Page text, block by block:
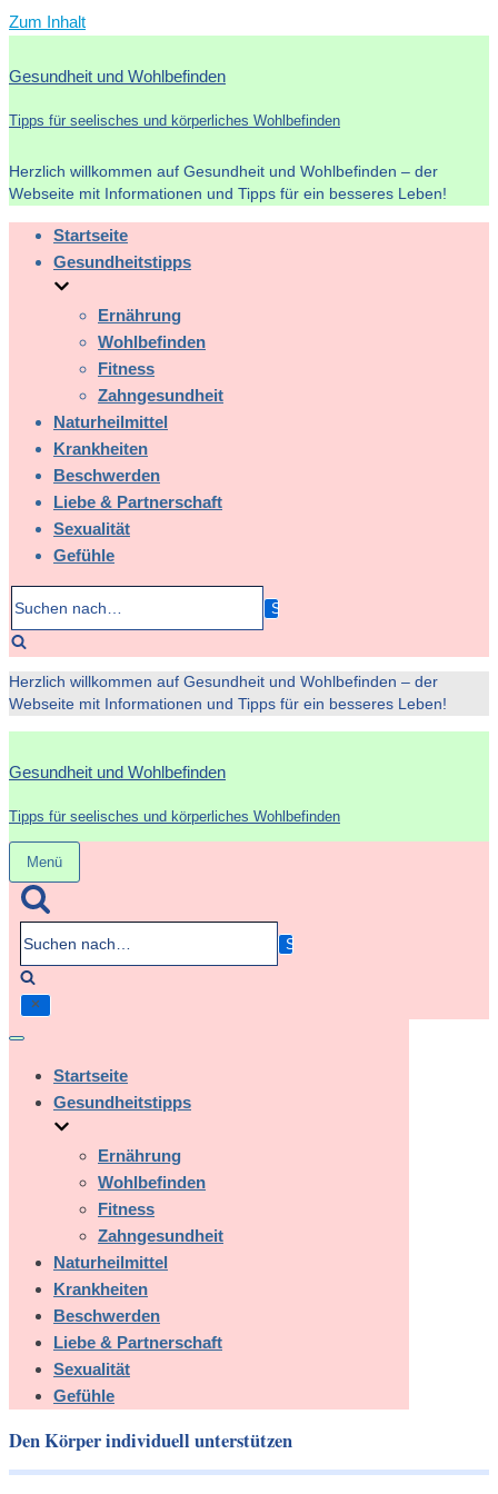
Zum Inhalt
Gesundheit und Wohlbefinden
Tipps für seelisches und körperliches Wohlbefinden
Herzlich willkommen auf Gesundheit und Wohlbefinden – der
Webseite mit Informationen und Tipps für ein besseres Leben!
Startseite
Gesundheitstipps
Ernährung
Wohlbefinden
Fitness
Zahngesundheit
Naturheilmittel
Krankheiten
Beschwerden
Liebe & Partnerschaft
Sexualität
Gefühle
Herzlich willkommen auf Gesundheit und Wohlbefinden – der
Webseite mit Informationen und Tipps für ein besseres Leben!
Gesundheit und Wohlbefinden
Tipps für seelisches und körperliches Wohlbefinden
Menü
Navigation
umschalten
Navigation
Startseite
Gesundheitstipps
Ernährung
Wohlbefinden
Fitness
Zahngesundheit
Naturheilmittel
Krankheiten
Beschwerden
Liebe & Partnerschaft
Sexualität
Gefühle
Den Körper individuell unterstützen